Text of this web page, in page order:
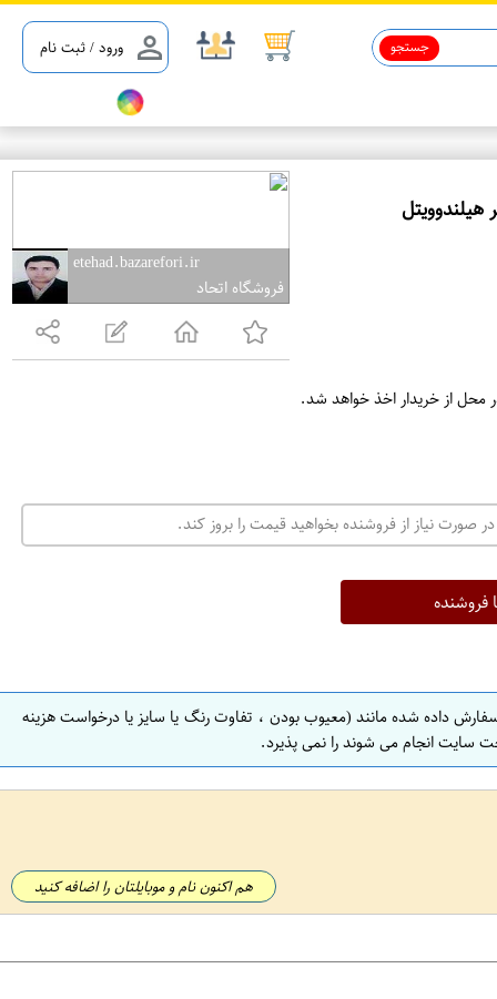
ورود / ثبت نام جستجو
etehad.bazarefori.ir
فروشگاه اتحاد
ر
ت
ه
ن
ص
ف
ه
ا
ف
محل از خریدار اخذ خواهد شد.
صورت نیاز از فروشنده بخواهید قیمت را بروز کند.
فروشنده
داده شده مانند (معیوب بودن ، تفاوت رنگ یا سایز یا درخواست هزینه
سایت انجام می شوند را نمی پذیرد.
هم اکنون نام و موبایلتان را اضافه کنید